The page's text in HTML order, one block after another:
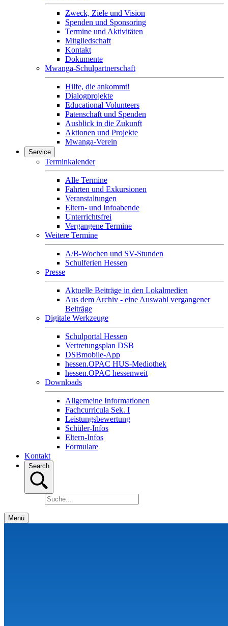
Zweck, Ziele und Vision
Spenden und Sponsoring
Termine und Aktivitäten
Mitgliedschaft
Kontakt
Dokumente
Mwanga-Schulpartnerschaft
Hilfe, die ankommt!
Dialogprojekte
Educational Volunteers
Patenschaft und Spenden
Ausblick in die Zukunft
Aktionen und Projekte
Mwanga-Verein
Service
Terminkalender
Alle Termine
Fahrten und Exkursionen
Veranstaltungen
Eltern- und Infoabende
Unterrichtsfrei
Vergangene Termine
Weitere Termine
A/B-Wochen und SV-Stunden
Schulferien Hessen
Presse
Aktuelle Beiträge in den Lokalmedien
Aus dem Archiv - eine Auswahl vergangener
Beiträge
Digitale Werkzeuge
Schulportal Hessen
Vertretungsplan DSB
DSBmobile-App
hessen.OPAC HUS-Mediothek
hessen.OPAC hessenweit
Downloads
Allgemeine Informationen
Fachcurricula Sek. I
Leistungsbewertung
Schüler-Infos
Eltern-Infos
Formulare
Kontakt
Search
Menü